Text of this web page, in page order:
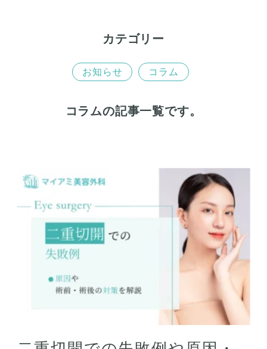
カテゴリー
お知らせ コラム
コラムの記事一覧です。